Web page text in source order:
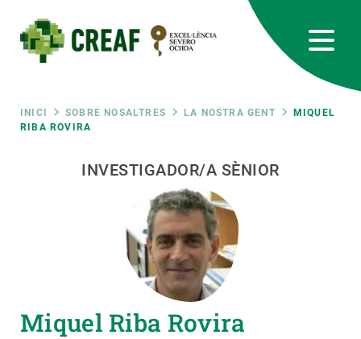
contingut
Fil
d'ariadna
INICI SOBRE NOSALTRES LA NOSTRA GENT
MIQUEL
RIBA ROVIRA
INVESTIGADOR/A SÈNIOR
Miquel Riba Rovira
RRSS
Featured
responsive
Responsive
CIÈNCIA EN ACCIÓ